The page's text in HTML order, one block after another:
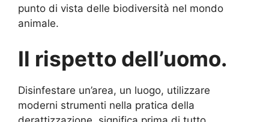
punto di vista delle biodiversità nel mondo
animale.
Il rispetto dell’uomo.
Disinfestare un’area, un luogo, utilizzare
moderni strumenti nella pratica della